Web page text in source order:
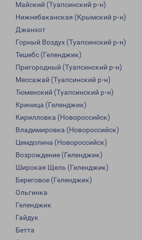
Майский (Туапсинский р-н)
Нижнебаканская (Крымский р-н)
Джанхот
Горный Воздух (Туапсинский р-н)
Тешебс (Геленджик)
Пригородный (Туапсинский р-н)
Мессажай (Туапсинский р-н)
Тюменский (Туапсинский р-н)
Криница (Геленджик)
Кирилловка (Новороссийск)
Владимировка (Новороссийск)
Цемдолина (Новороссийск)
Возрождение (Геленджик)
Широкая Щель (Геленджик)
Береговое (Геленджик)
Ольгинка
Геленджик
Гайдук
Бетта